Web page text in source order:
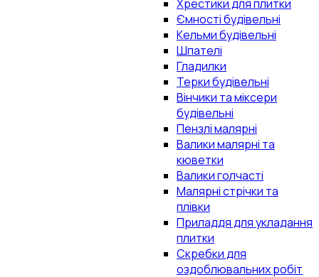
Хрестики для плитки
Ємності будівельні
Кельми будівельні
Шпателі
Гладилки
Терки будівельні
Вінчики та міксери
будівельні
Пензлі малярні
Валики малярні та
кюветки
Валики голчасті
Малярні стрічки та
плівки
Приладдя для укладання
плитки
Скребки для
оздоблювальних робіт